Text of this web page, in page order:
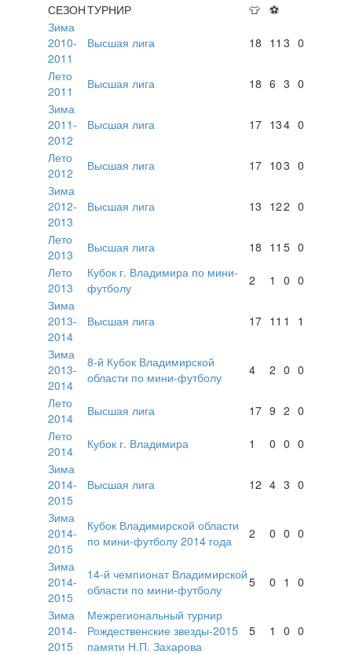
СЕЗОНТУРНИР 👕 ⚽
Зима
2010-
2011
Высшая лига 18 11 3 0
Лето
2011
Высшая лига 18 6 3 0
Зима
2011-
2012
Высшая лига 17 134 0
Лето
2012
Высшая лига 17 103 0
Зима
2012-
2013
Высшая лига 13 122 0
Лето
2013
Высшая лига 18 11 5 0
Лето
2013
Кубок г. Владимира по мини-
футболу
2 1 0 0
Зима
2013-
2014
Высшая лига 17 11 1 1
Зима
2013-
2014
8-й Кубок Владимирской
области по мини-футболу
4 2 0 0
Лето
2014
Высшая лига 17 9 2 0
Лето
2014
Кубок г. Владимира 1 0 0 0
Зима
2014-
2015
Высшая лига 12 4 3 0
Зима
2014-
2015
Кубок Владимирской области
по мини-футболу 2014 года
2 0 0 0
Зима
2014-
2015
14-й чемпионат Владимирской
области по мини-футболу
5 0 1 0
Зима
2014-
2015
Межрегиональный турнир
Рождественские звезды-2015
памяти Н.П. Захарова
5 1 0 0